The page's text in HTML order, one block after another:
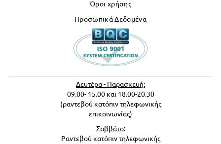
Όροι χρήσης
Προσωπικά Δεδομένα
Δευτέρα - Παρασκευή:
09.00- 15.00 και 18.00-20.30
(ραντεβού κατόπιν τηλεφωνικής
επικοινωνίας)
Σαββάτο:
Ραντεβού κατόπιν τηλεφωνικής